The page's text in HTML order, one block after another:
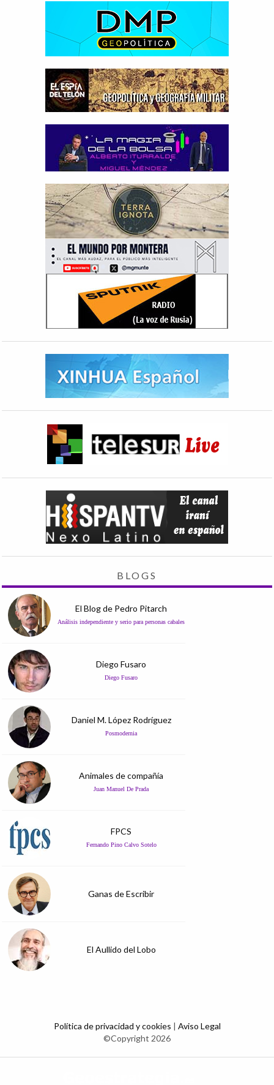
BLOGS
El Blog de Pedro Pitarch
Análisis independiente y serio para personas cabales
Diego Fusaro
Diego Fusaro
Daniel M. López Rodríguez
Posmodernia
Animales de compañía
Juan Manuel De Prada
FPCS
Fernando Pino Calvo Sotelo
Ganas de Escribir
El Aullido del Lobo
Política de privacidad y cookies | Aviso Legal
©Copyright 2026